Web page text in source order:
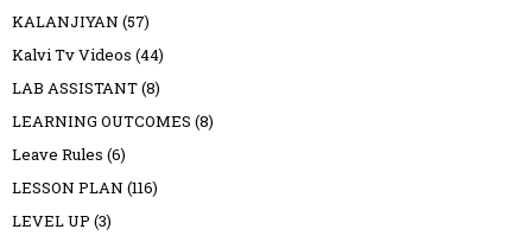
KALANJIYAN (57)
Kalvi Tv Videos (44)
LAB ASSISTANT(8)
LEARNING OUTCOMES (8)
Leave Rules (6)
LESSON PLAN (116)
LEVEL UP (3)